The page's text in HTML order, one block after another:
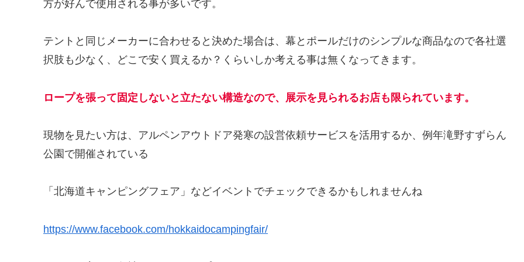
方が好んで使用される事が多いです。
テントと同じメーカーに合わせると決めた場合は、幕とポールだけのシンプルな商品なので各社選
択肢も少なく、どこで安く買えるか？くらいしか考える事は無くなってきます。
ロープを張って固定しないと立たない構造なので、展示を見られるお店も限られています。
現物を見たい方は、アルペンアウトドア発寒の設営依頼サービスを活用するか、例年滝野すずらん
公園で開催されている
「北海道キャンピングフェア」などイベントでチェックできるかもしれませんね
https://www.facebook.com/hokkaidocampingfair/